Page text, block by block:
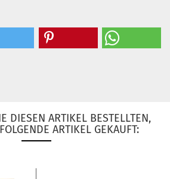
DIESEN ARTIKEL BESTELLTEN,
ARTIKEL GEKAUFT: